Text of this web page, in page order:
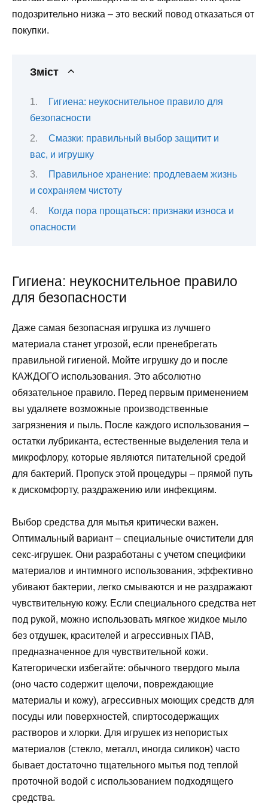
подозрительно низка – это веский повод отказаться от
покупки.
Зміст
Гигиена: неукоснительное правило для
безопасности
Смазки: правильный выбор защитит и
вас, и игрушку
Правильное хранение: продлеваем жизнь
и сохраняем чистоту
Когда пора прощаться: признаки износа и
опасности
Гигиена: неукоснительное правило
для безопасности
Даже самая безопасная игрушка из лучшего
материала станет угрозой, если пренебрегать
правильной гигиеной. Мойте игрушку до и после
КАЖДОГО использования. Это абсолютно
обязательное правило. Перед первым применением
вы удаляете возможные производственные
загрязнения и пыль. После каждого использования –
остатки лубриканта, естественные выделения тела и
микрофлору, которые являются питательной средой
для бактерий. Пропуск этой процедуры – прямой путь
к дискомфорту, раздражению или инфекциям.
Выбор средства для мытья критически важен.
Оптимальный вариант – специальные очистители для
секс-игрушек. Они разработаны с учетом специфики
материалов и интимного использования, эффективно
убивают бактерии, легко смываются и не раздражают
чувствительную кожу. Если специального средства нет
под рукой, можно использовать мягкое жидкое мыло
без отдушек, красителей и агрессивных ПАВ,
предназначенное для чувствительной кожи.
Категорически избегайте: обычного твердого мыла
(оно часто содержит щелочи, повреждающие
материалы и кожу), агрессивных моющих средств для
посуды или поверхностей, спиртосодержащих
растворов и хлорки. Для игрушек из непористых
материалов (стекло, металл, иногда силикон) часто
бывает достаточно тщательного мытья под теплой
проточной водой с использованием подходящего
средства.